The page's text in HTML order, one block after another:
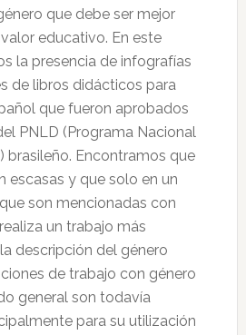
que debe ser mejor
educativo. En este
la presencia de infografías
de libros didácticos para
que fueron aprobados
PNLD (Programa Nacional
brasileño. Encontramos que
escasas y que solo en un
son mencionadas con
un trabajo más
descripción del género
de trabajo con género
general son todavía
para su utilización